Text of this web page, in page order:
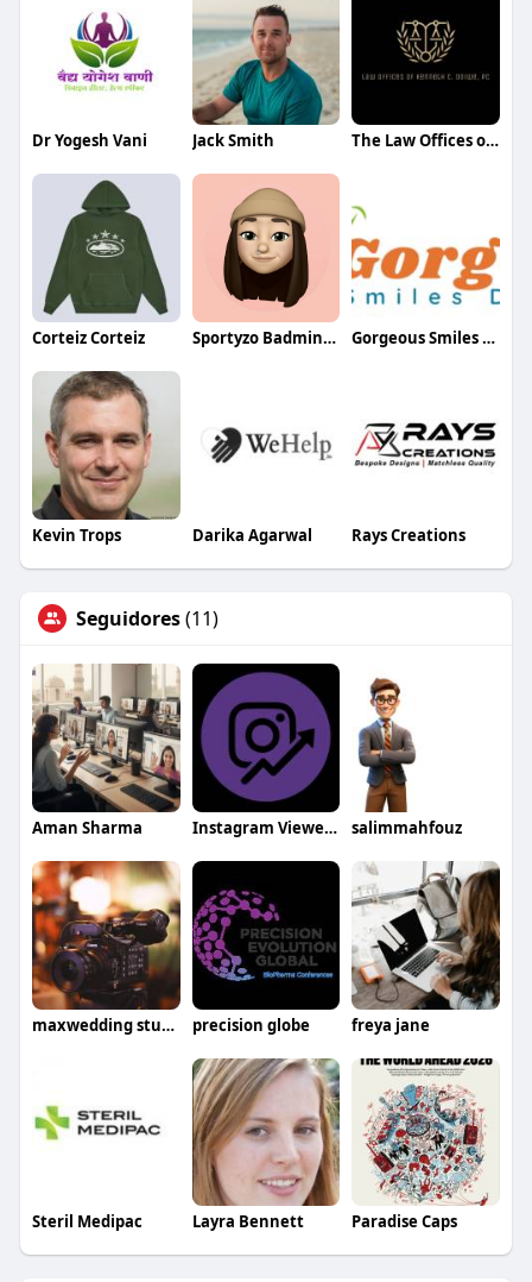
Dr Yogesh Vani Jack Smith The Law Offices of Kenneth C.Odiwe
Corteiz Corteiz Sportyzo Badminton Academy Gorgeous Smiles Dental
Kevin Trops Darika Agarwal Rays Creations
Seguidores(11)
Aman Sharma Instagram Viewer Online salimmahfouz
maxwedding studio precision globe freya jane
Steril Medipac Layra Bennett Paradise Caps